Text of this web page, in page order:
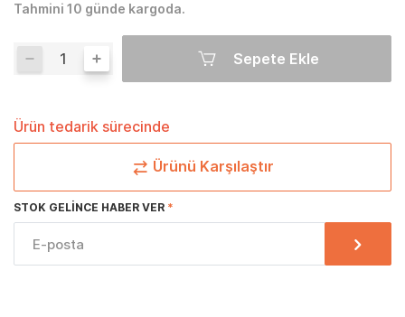
Tahmini 10 günde kargoda.
Sepete Ekle
Ürün tedarik sürecinde
Ürünü Karşılaştır
STOK GELINCE HABER VER